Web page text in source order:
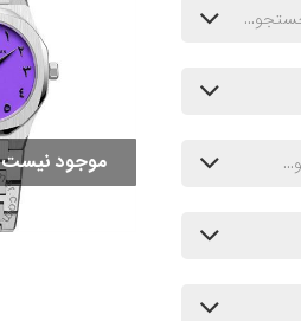
موجود نیست